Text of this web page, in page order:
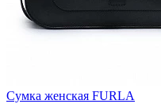
Сумка женская FURLA